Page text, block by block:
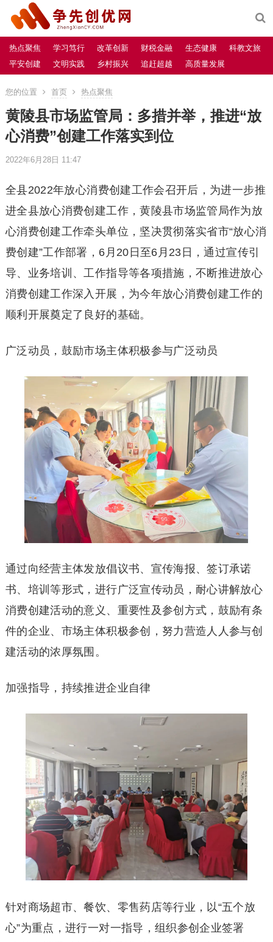
热点聚焦 学习笃行 改革创新 财税金融 生态健康
科教文旅
平安创建
文明实践 乡村振兴 追赶超越 高质量发展
您的位置 首页 热点聚焦
黄陵县市场监管局：多措并举，推进“放
心消费”创建工作落实到位
2022年6月28日 11:47
全县2022年放心消费创建工作会召开后，为进一步推
进全县放心消费创建工作，黄陵县市场监管局作为放
心消费创建工作牵头单位，坚决贯彻落实省市“放心消
费创建”工作部署，6月20日至6月23日，通过宣传引
导、业务培训、工作指导等各项措施，不断推进放心
消费创建工作深入开展，为今年放心消费创建工作的
顺利开展奠定了良好的基础。
广泛动员，鼓励市场主体积极参与广泛动员
通过向经营主体发放倡议书、宣传海报、签订承诺
书、培训等形式，进行广泛宣传动员，耐心讲解放心
消费创建活动的意义、重要性及参创方式，鼓励有条
件的企业、市场主体积极参创，努力营造人人参与创
建活动的浓厚氛围。
加强指导，持续推进企业自律
针对商场超市、餐饮、零售药店等行业，以“五个放
心”为重点，进行一对一指导，组织参创企业签署